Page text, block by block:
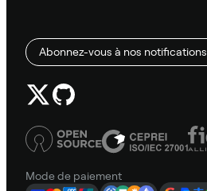
Abonnez-vous à nos notifications
Mode de paiement